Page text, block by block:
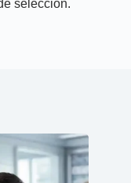
selección.